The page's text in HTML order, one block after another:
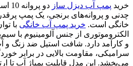
خرید پمپ آب دیزل ساز
چدنی و پروانه‌های برنجی، یک پمپ
خانگی است. خرید پمپ آب خانگی
الکتروموتوری از جنس آلومینیوم با
و کارآمد دارد. شافت استیل ضد زنگ و
سرامیکی، مقاومت بالایی در برابر